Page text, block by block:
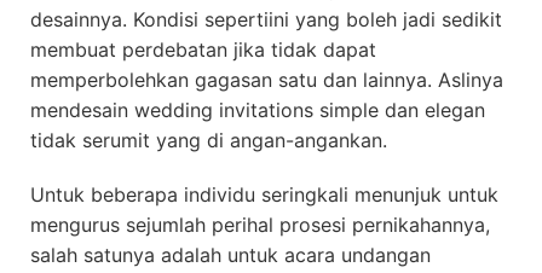
desainnya. Kondisi sepertiini yang boleh jadi sedikit
membuat perdebatan jika tidak dapat
memperbolehkan gagasan satu dan lainnya. Aslinya
mendesain wedding invitations simple dan elegan
tidak serumit yang di angan-angankan.
Untuk beberapa individu seringkali menunjuk untuk
mengurus sejumlah perihal prosesi pernikahannya,
salah satunya adalah untuk acara undangan